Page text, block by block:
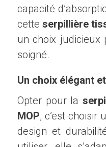
capacité
cetteserpillière
un choix judicieux
soigné.
Un choix élégant
Opter pour la
MOP, c’est choisir
design et